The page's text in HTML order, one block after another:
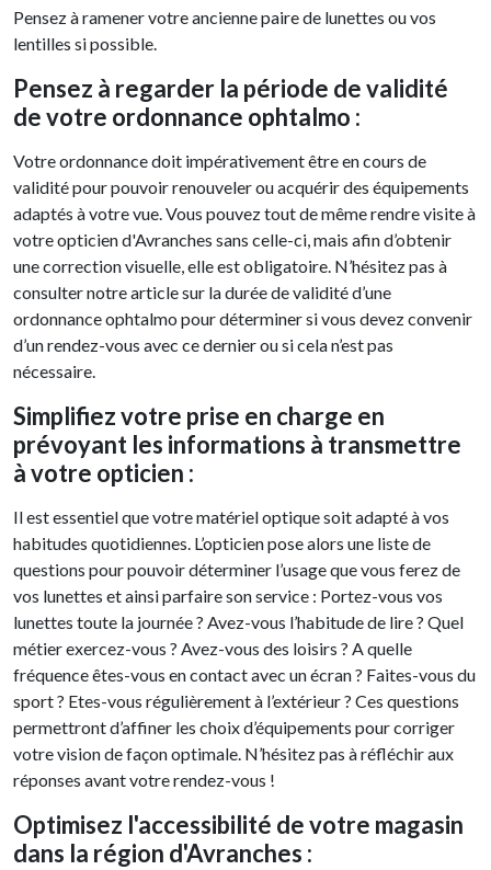
Pensez à ramener votre ancienne paire de lunettes ou vos
lentilles si possible.
Pensez à regarder la période de validité
de votre ordonnance ophtalmo :
Votre ordonnance doit impérativement être en cours de
validité pour pouvoir renouveler ou acquérir des équipements
adaptés à votre vue. Vous pouvez tout de même rendre visite à
votre opticien d'Avranches sans celle-ci, mais afin d’obtenir
une correction visuelle, elle est obligatoire. N’hésitez pas à
consulter notre article sur la durée de validité d’une
ordonnance ophtalmo pour déterminer si vous devez convenir
d’un rendez-vous avec ce dernier ou si cela n’est pas
nécessaire.
Simplifiez votre prise en charge en
prévoyant les informations à transmettre
à votre opticien :
Il est essentiel que votre matériel optique soit adapté à vos
habitudes quotidiennes. L’opticien pose alors une liste de
questions pour pouvoir déterminer l’usage que vous ferez de
vos lunettes et ainsi parfaire son service : Portez-vous vos
lunettes toute la journée ? Avez-vous l’habitude de lire ? Quel
métier exercez-vous ? Avez-vous des loisirs ? A quelle
fréquence êtes-vous en contact avec un écran ? Faites-vous du
sport ? Etes-vous régulièrement à l’extérieur ? Ces questions
permettront d’affiner les choix d’équipements pour corriger
votre vision de façon optimale. N’hésitez pas à réfléchir aux
réponses avant votre rendez-vous !
Optimisez l'accessibilité de votre magasin
dans la région d'Avranches :